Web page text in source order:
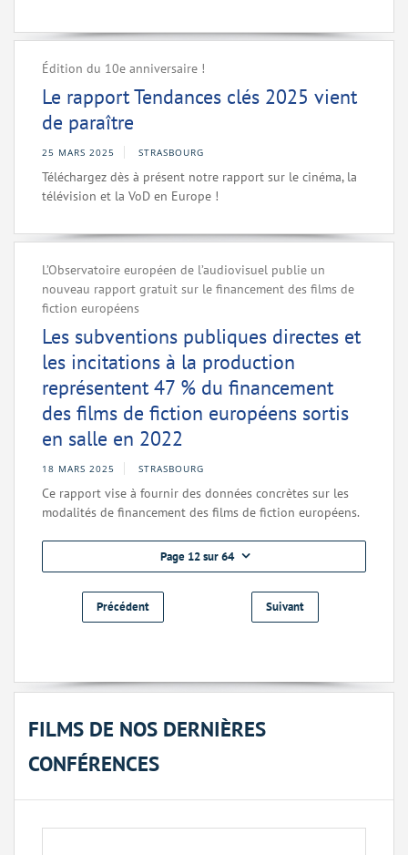
Édition du 10e anniversaire !
Le rapport Tendances clés 2025 vient
de paraître
25 MARS 2025 STRASBOURG
Téléchargez dès à présent notre rapport sur le cinéma, la
télévision et la VoD en Europe !
L’Observatoire européen de l’audiovisuel publie un
nouveau rapport gratuit sur le financement des films de
fiction européens
Les subventions publiques directes et
les incitations à la production
représentent 47 % du financement
des films de fiction européens sortis
en salle en 2022
18 MARS 2025 STRASBOURG
Ce rapport vise à fournir des données concrètes sur les
modalités de financement des films de fiction européens.
Page 12 sur 64
Précédent Suivant
FILMS DE NOS DERNIÈRES
CONFÉRENCES